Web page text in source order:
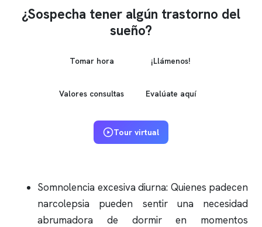
¿Sospecha tener algún trastorno del
sueño?
Tomar hora ¡Llámenos!
Valores consultas Evalúate aquí
Tour virtual
Somnolencia excesiva diurna: Quienes padecen
narcolepsia pueden sentir una necesidad
abrumadora de dormir en momentos